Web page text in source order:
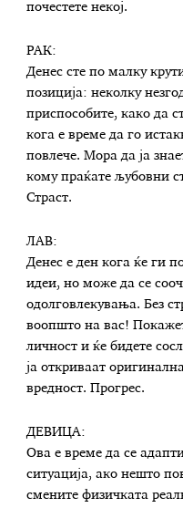
почестете некој.
РАК:
Денес сте по малку
позиција: неколку
приспособите, како да
кога е време да го
повлече. Мора да ја
кому праќате љубовни
Страст.
ЛАВ:
Денес е ден кога ќе ги
идеи, но може да се
одолговлекувања. Без
воопшто на вас!
личност и ќе бидете
ја откриваат
вредност. Прогрес.
ДЕВИЦА:
Ова е време да се
ситуација, ако нешто
смените физичката